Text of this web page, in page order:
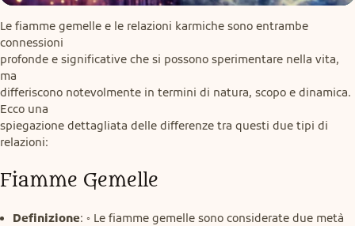
Le fiamme gemelle e le relazioni karmiche sono entrambe
connessioni
profonde e significative che si possono sperimentare nella vita,
ma
differiscono notevolmente in termini di natura, scopo e dinamica.
Ecco una
spiegazione dettagliata delle differenze tra questi due tipi di
relazioni:
Fiamme Gemelle
Definizione: ◦ Le fiamme gemelle sono considerate due metà